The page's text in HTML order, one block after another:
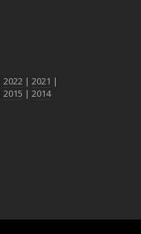
2022| 2021 |
2015 | 2014